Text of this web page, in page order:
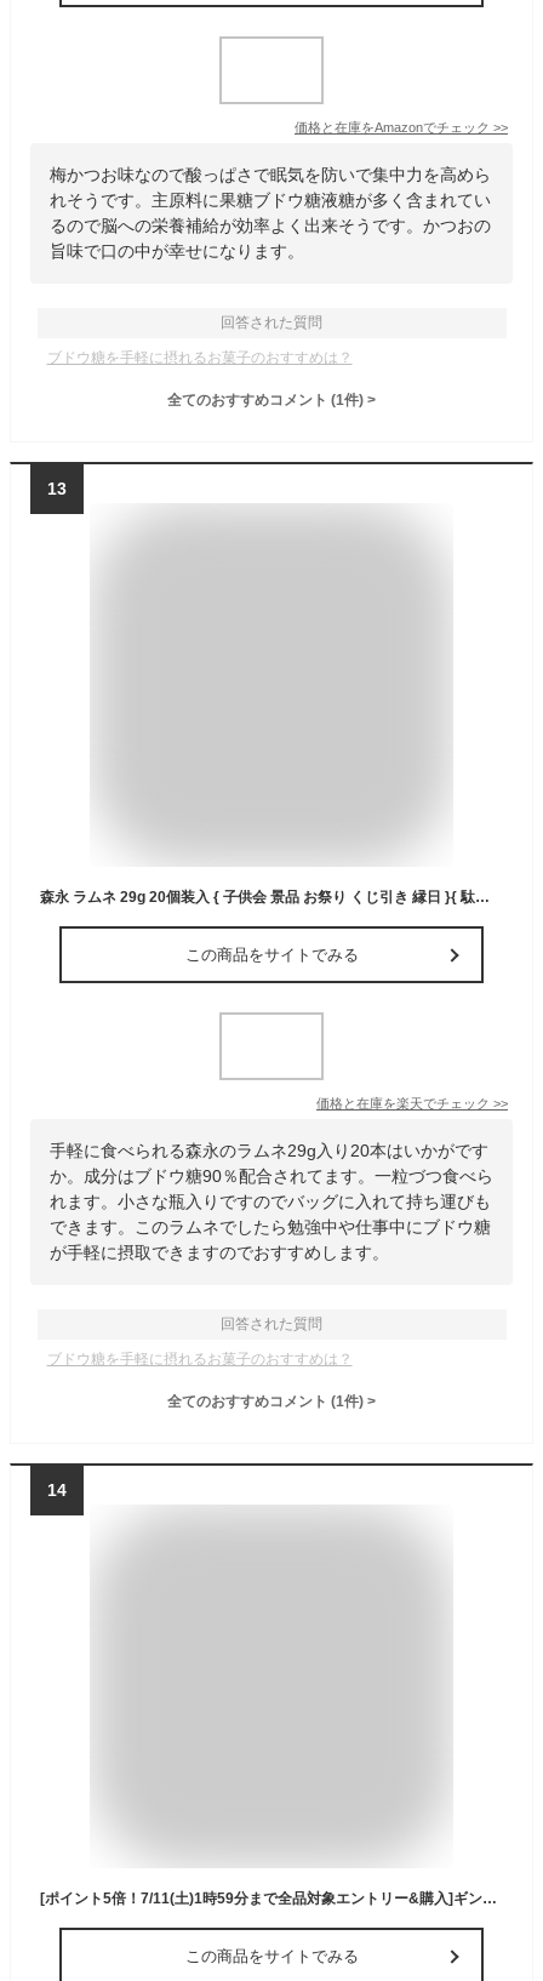
価格と在庫をAmazonでチェック >>
梅かつお味なので酸っぱさで眠気を防いで集中力を高めら
れそうです。主原料に果糖ブドウ糖液糖が多く含まれてい
るので脳への栄養補給が効率よく出来そうです。かつおの
旨味で口の中が幸せになります。
回答された質問
ブドウ糖を手軽に摂れるお菓子のおすすめは？
全てのおすすめコメント (1件) >
13
森永 ラムネ 29g 20個装入 { 子供会 景品 お祭り くじ引き 縁日 }{ 駄菓子 お菓子 ラムネ ぶどう糖 }126[24F19] 送料無料(※沖縄・離島発送不可) {配送区分D}
この商品をサイトでみる
価格と在庫を楽天でチェック >>
手軽に食べられる森永のラムネ29g入り20本はいかがです
か。成分はブドウ糖90％配合されてます。一粒づつ食べら
れます。小さな瓶入りですのでバッグに入れて持ち運びも
できます。このラムネでしたら勉強中や仕事中にブドウ糖
が手軽に摂取できますのでおすすめします。
回答された質問
ブドウ糖を手軽に摂れるお菓子のおすすめは？
全てのおすすめコメント (1件) >
14
[ポイント5倍！7/11(土)1時59分まで全品対象エントリー&購入]ギンビス たべっ子どうぶつ ラムネ 80g×12個入｜ 送料無料 たべっ子 お菓子 ラムネ 清涼菓子 ぶどう糖 カルシウム 緑茶ポリフェノール 小分け パック
この商品をサイトでみる